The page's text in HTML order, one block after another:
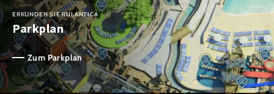
ERKUNDEN SIE RULANTICA
Parkplan
Zum Parkplan